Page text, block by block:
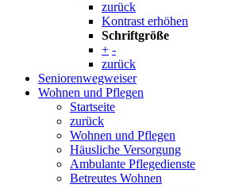
zurück
Kontrast erhöhen
Schriftgröße
+ -
zurück
Seniorenwegweiser
Wohnen und Pflegen
Startseite
zurück
Wohnen und Pflegen
Häusliche Versorgung
Ambulante Pflegedienste
Betreutes Wohnen